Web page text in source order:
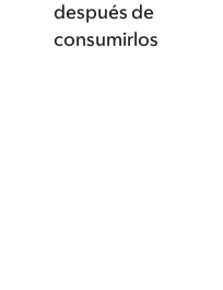
después de
consumirlos